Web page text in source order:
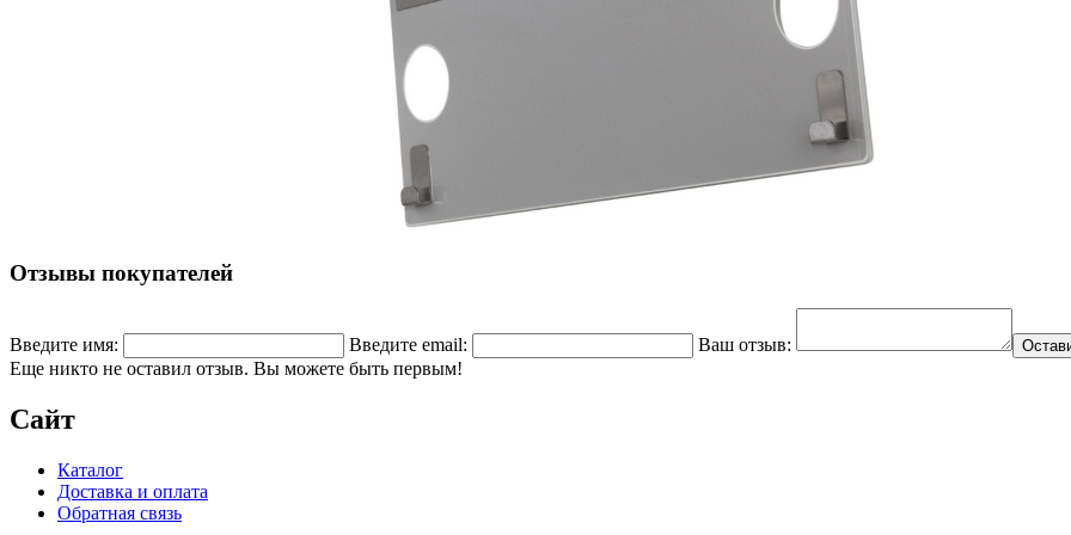
Отзывы покупателей
Введите имя: Введите email: Ваш отзыв:
Еще никто не оставил отзыв. Вы можете быть первым!
Сайт
Каталог
Доставка и оплата
Обратная связь